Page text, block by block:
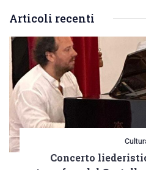
Articoli recenti
Concerto